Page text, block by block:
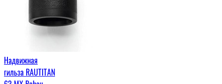
Надвижная
гильза RAUTITAN